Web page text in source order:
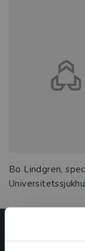
Bo Lindgren,